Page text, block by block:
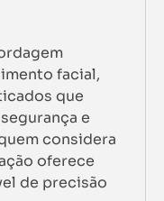
facial,
que
e
considera
oferece
de precisão